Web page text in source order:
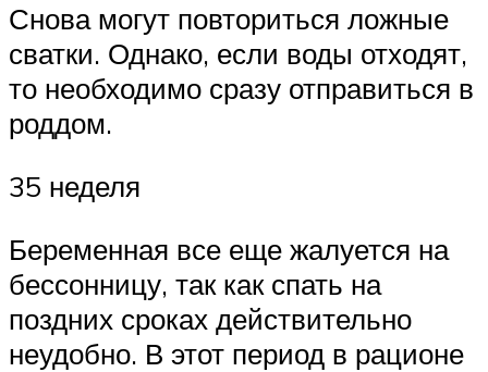
Снова могут повториться ложные
сватки. Однако, если воды отходят,
то необходимо сразу отправиться в
роддом.
35 неделя
Беременная все еще жалуется на
бессонницу, так как спать на
поздних сроках действительно
неудобно. В этот период в рационе